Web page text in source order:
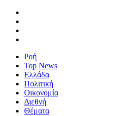
Ροή
Top News
Ελλάδα
Πολιτική
Οικονομία
Διεθνή
Θέματα